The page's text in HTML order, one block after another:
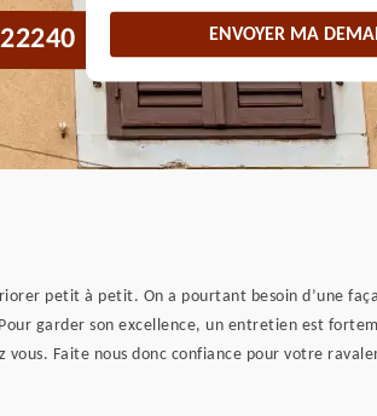
petit à petit. On a pourtant besoin d’une
garder son excellence, un entretien est
vous. Faite nous donc confiance pour votre